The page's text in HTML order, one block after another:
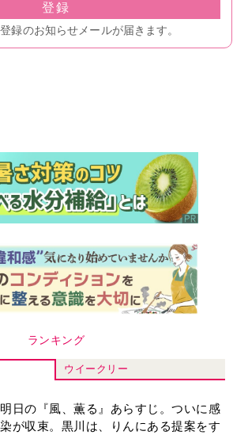
ランキング
ウイークリー
明日の『風、薫る』あらすじ。ついに感
染が収束。黒川は、りんにある提案をす